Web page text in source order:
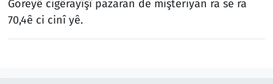
Goreyê cigêrayîşî pazaran de mişteriyan ra se ra
70,4ê ci cinî yê.